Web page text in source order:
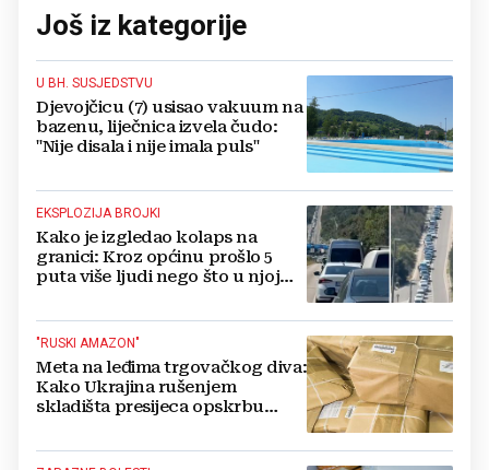
Još iz kategorije
U BH. SUSJEDSTVU
Djevojčicu (7) usisao vakuum na
bazenu, liječnica izvela čudo:
"Nije disala i nije imala puls"
EKSPLOZIJA BROJKI
Kako je izgledao kolaps na
granici: Kroz općinu prošlo 5
puta više ljudi nego što u njoj
"RUSKI AMAZON"
Meta na leđima trgovačkog diva:
Kako Ukrajina rušenjem
skladišta presijeca opskrbu